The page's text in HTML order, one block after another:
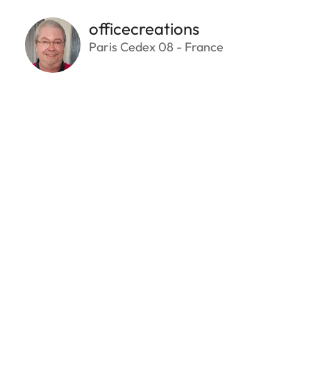
officecreations
Paris Cedex 08 - France